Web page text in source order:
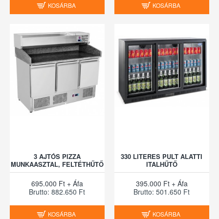
KOSÁRBA KOSÁRBA
3 AJTÓS PIZZA
MUNKAASZTAL, FELTÉTHŰTŐ
695.000 Ft + Áfa
Brutto: 882.650 Ft
KOSÁRBA
330 LITERES PULT ALATTI
ITALHŰTŐ
395.000 Ft + Áfa
Brutto: 501.650 Ft
KOSÁRBA